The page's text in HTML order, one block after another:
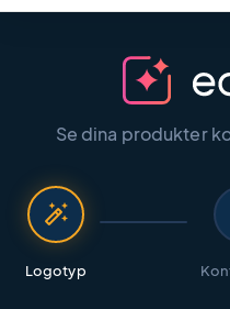
Se dina produkter
auto_fix_high
Logotyp